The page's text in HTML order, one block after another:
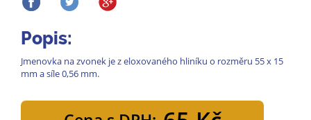
Popis:
Jmenovka na zvonek je z eloxovaného hliníku o rozměru 55 x 15
mm a síle 0,56 mm.